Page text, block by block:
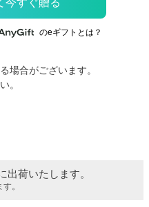
のeギフトとは？
場合がございます。
。
出荷いたします。
。